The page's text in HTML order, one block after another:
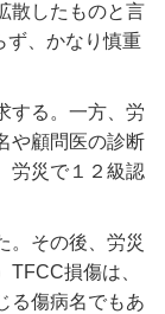
散したものと言
ず、かなり慎重
する。一方、労
や顧問医の診断
労災で１２級認
。その後、労災
損傷は、
る傷病名でもあ